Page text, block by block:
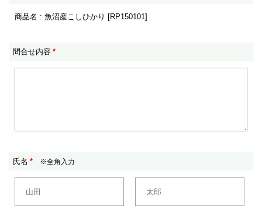
商品名 : 魚沼産こしひかり [RP150101]
問合せ内容 *
氏名 * ※全角入力